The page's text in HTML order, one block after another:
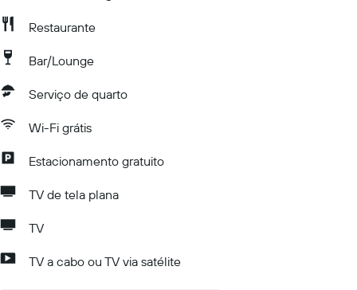
Restaurante
Bar/Lounge
Serviço de quarto
Wi-Fi grátis
Estacionamento gratuito
TV de tela plana
TV
TV a cabo ou TV via satélite